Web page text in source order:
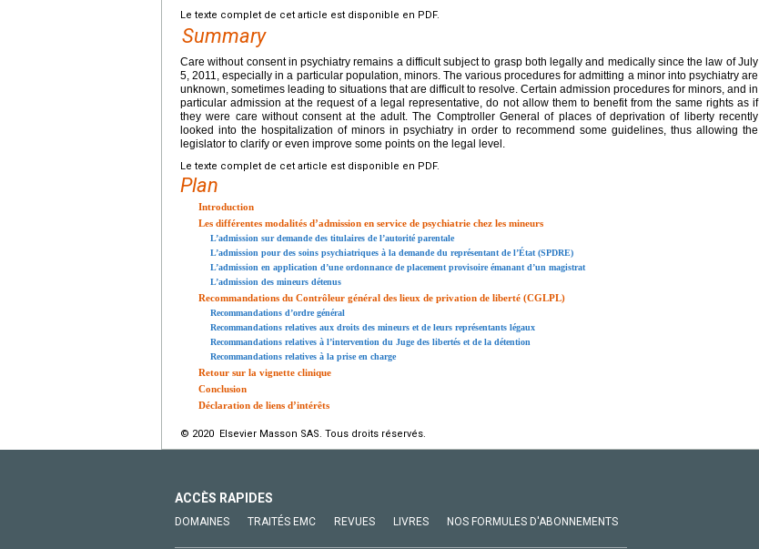
Le texte complet de cet article est disponible en PDF.
Summary
Care without consent in psychiatry remains a difficult subject to grasp both legally and medically since the law of July
5, 2011, especially in a particular population, minors. The various procedures for admitting a minor into psychiatry are
unknown, sometimes leading to situations that are difficult to resolve. Certain admission procedures for minors, and in
particular admission at the request of a legal representative, do not allow them to benefit from the same rights as if
they were care without consent at the adult. The Comptroller General of places of deprivation of liberty recently
looked into the hospitalization of minors in psychiatry in order to recommend some guidelines, thus allowing the
legislator to clarify or even improve some points on the legal level.
Le texte complet de cet article est disponible en PDF.
Plan
Introduction
Les différentes modalités d’admission en service de psychiatrie chez les mineurs
L’admission sur demande des titulaires de l’autorité parentale
L’admission pour des soins psychiatriques à la demande du représentant de l’État (SPDRE)
L’admission en application d’une ordonnance de placement provisoire émanant d’un magistrat
L’admission des mineurs détenus
Recommandations du Contrôleur général des lieux de privation de liberté (CGLPL)
Recommandations d’ordre général
Recommandations relatives aux droits des mineurs et de leurs représentants légaux
Recommandations relatives à l’intervention du Juge des libertés et de la détention
Recommandations relatives à la prise en charge
Retour sur la vignette clinique
Conclusion
Déclaration de liens d’intérêts
© 2020 Elsevier Masson SAS. Tous droits réservés.
ACCÈS RAPIDES
DOMAINES TRAITÉS EMC REVUES LIVRES NOS FORMULES D'ABONNEMENTS